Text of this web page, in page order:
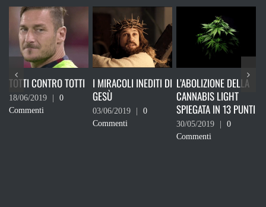
I MIRACOLI INEDITI DI
GESÙ
03/06/2019
L’ABOLIZIONE DELLA
CANNABIS LIGHT
SPIEGATA IN 13 PUNTI
30/05/2019
RICORDATI CHE
DEVI VOTARE
24/05/2019 | 0
Commenti